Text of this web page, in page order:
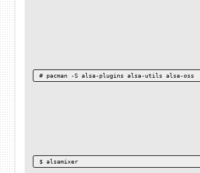
# pacman -S alsa-plugins alsa-utils alsa-oss
$ alsamixer